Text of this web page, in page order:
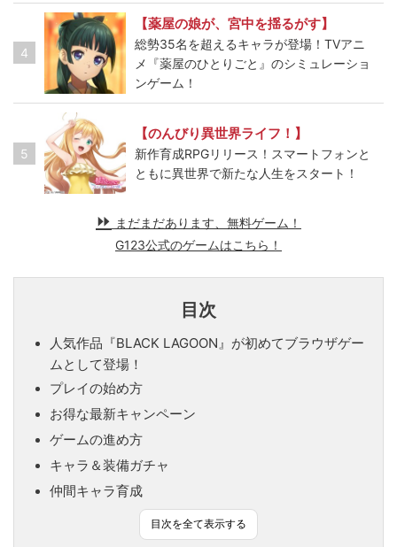
4
【薬屋の娘が、宮中を揺るがす】
総勢35名を超えるキャラが登場！TVアニ
メ『薬屋のひとりごと』のシミュレーショ
ンゲーム！
5
【のんびり異世界ライフ！】
新作育成RPGリリース！スマートフォンと
ともに異世界で新たな人生をスタート！
まだまだあります、無料ゲーム！
G123公式のゲームはこちら！
目次
人気作品『BLACK LAGOON』が初めてブラウザゲー
ムとして登場！
プレイの始め方
お得な最新キャンペーン
ゲームの進め方
キャラ＆装備ガチャ
仲間キャラ育成
目次を全て表示する